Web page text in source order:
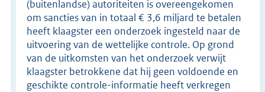
(buitenlandse) autoriteiten is overeengekomen
om sancties van in totaal € 3,6 miljard te betalen
heeft klaagster een onderzoek ingesteld naar de
uitvoering van de wettelijke controle. Op grond
van de uitkomsten van het onderzoek verwijt
klaagster betrokkene dat hij geen voldoende en
geschikte controle-informatie heeft verkregen